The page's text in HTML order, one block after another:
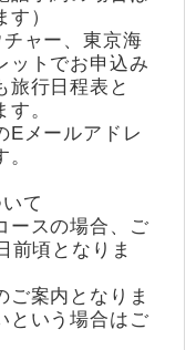
）
ャー、東京海
ットでお申込み
旅行日程表と
。
メールアドレ
て
ースの場合、ご
前頃となりま
案内となりま
という場合はご